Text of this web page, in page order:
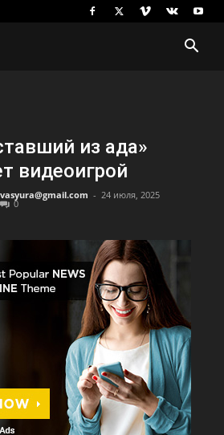
из ада»
видеоигрой
- 24 июля, 2025
0